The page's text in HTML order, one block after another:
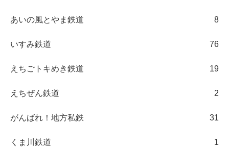
あいの風とやま鉄道 8
いすみ鉄道 76
えちごトキめき鉄道 19
えちぜん鉄道 2
がんばれ！地方私鉄 31
くま川鉄道 1